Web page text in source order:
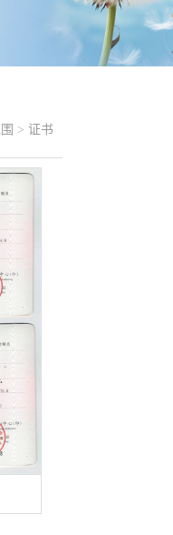
> 证书